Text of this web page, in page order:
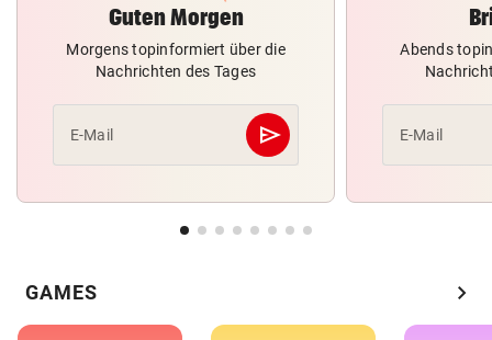
Guten Morgen
Morgens topinformiert über die
Nachrichten des Tages
E-Mail send
Abschicken
Abends
E-Mail
GAMES chevron_right